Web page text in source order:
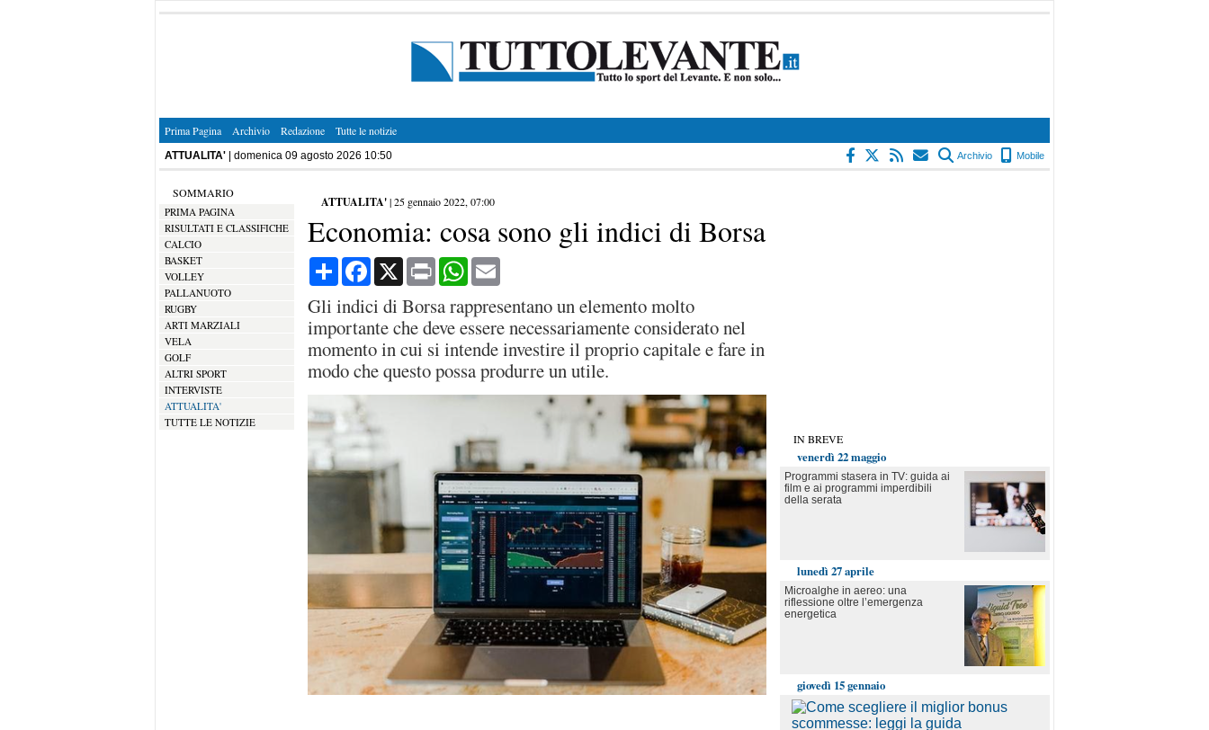
Prima Pagina Archivio Redazione Tutte le notizie
ATTUALITA' | domenica 09 agosto 2026 10:50 Archivio Mobile
SOMMARIO
PRIMA PAGINA
RISULTATI E CLASSIFICHE
CALCIO
BASKET
VOLLEY
PALLANUOTO
RUGBY
ARTI MARZIALI
VELA
GOLF
ALTRI SPORT
INTERVISTE
ATTUALITA'
TUTTE LE NOTIZIE
ATTUALITA'|25 gennaio 2022, 07:00
Economia: cosa sono gli indici di Borsa
CondividiFacebook
X Print WhatsApp
Gli indici di Borsa rappresentano un elemento molto
importante che deve essere necessariamente considerato nel
momento in cui si intende investire il proprio capitale e fare in
modo che questo possa produrre un utile.
IN BREVE
venerdì 22 maggio
Programmi stasera in TV: guida ai
film e ai programmi imperdibili
della serata
lunedì 27 aprile
Microalghe in aereo: una
riflessione oltre l’emergenza
energetica
giovedì 15 gennaio